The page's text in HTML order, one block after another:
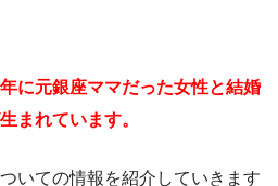
に元銀座ママだった女性と結婚
まれています。
いての情報を紹介していきます